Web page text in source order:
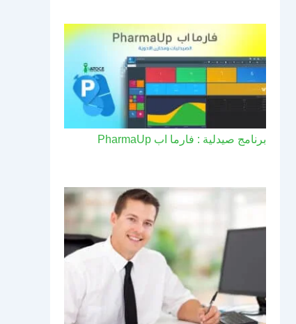
برنامج صيدلية : فارما اب PharmaUp​